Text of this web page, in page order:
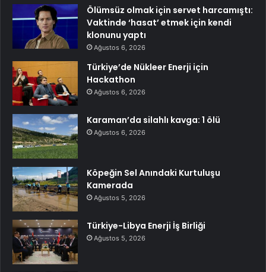
Ölümsüz olmak için servet harcamıştı:
Vaktinde ‘hasat’ etmek için kendi
klonunu yaptı
Ağustos 6, 2026
Türkiye’de Nükleer Enerji için
Hackathon
Ağustos 6, 2026
Karaman’da silahlı kavga: 1 ölü
Ağustos 6, 2026
Köpeğin Sel Anındaki Kurtuluşu
Kamerada
Ağustos 5, 2026
Türkiye-Libya Enerji İş Birliği
Ağustos 5, 2026